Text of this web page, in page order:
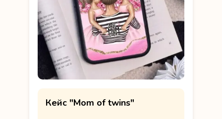
Кейс "Mom of twins"